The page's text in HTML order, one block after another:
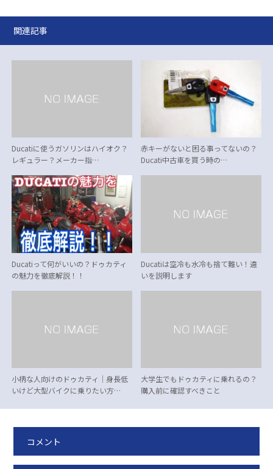
関連記事
Ducatiに使うガソリンはハイオク？
レギュラー？メーカー指…
赤キーがないと困る事ってないの？
Ducati中古車を買う時の…
Ducatiって何がいいの？ドゥカティ
の魅力を徹底解説！！
Ducatiは空冷も水冷も捨て難い！違
いを説明します
小柄な人向けのドゥカティ｜身長低
いけど大型バイクに乗りたい方…
大学生でもドゥカティに乗れるの？
購入前に確認すべきこと
コメント